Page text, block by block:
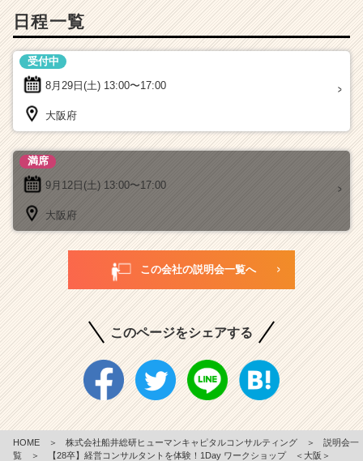
日程一覧
8月29日(土) 13:00〜17:00
受付中
大阪府
9月12日(土) 13:00〜17:00
満席
大阪府
この会社の説明会一覧へ
このページをシェアする
HOME ＞ 株式会社船井総研ヒューマンキャピタルコンサルティング ＞
説明会一
覧
＞ 【28卒】経営コンサルタントを体験！1Day ワークショップ ＜大阪＞